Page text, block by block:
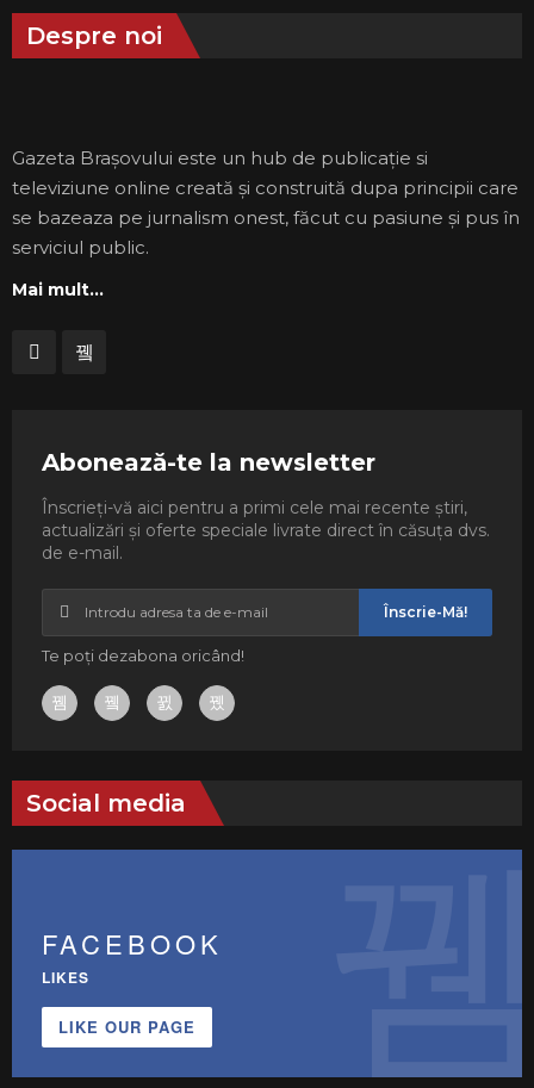
Despre noi
Gazeta Brașovului este un hub de publicație si
televiziune online creată și construită dupa principii care
se bazeaza pe jurnalism onest, făcut cu pasiune și pus în
serviciul public.
Mai mult...
Abonează-te la newsletter
Înscrieți-vă aici pentru a primi cele mai recente știri,
actualizări și oferte speciale livrate direct în căsuța dvs.
de e-mail.
Înscrie-Mă!
Te poți dezabona oricând!
Social media
FACEBOOK
LIKES
LIKE OUR PAGE